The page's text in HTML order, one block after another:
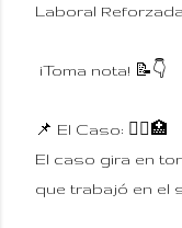
Laboral
¡Toma nota! 📝👇
📌 El Caso: 👩‍⚕️🏥
El caso gira en
que trabajó en el